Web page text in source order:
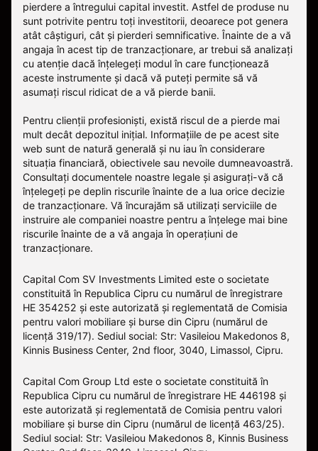
pierdere a întregului capital investit. Astfel de produse nu
sunt potrivite pentru toți investitorii, deoarece pot genera
atât câștiguri, cât și pierderi semnificative. Înainte de a vă
angaja în acest tip de tranzacționare, ar trebui să analizați
cu atenție dacă înțelegeți modul în care funcționează
aceste instrumente și dacă vă puteți permite să vă
asumați riscul ridicat de a vă pierde banii.
Pentru clienții profesioniști, există riscul de a pierde mai
mult decât depozitul inițial. Informațiile de pe acest site
web sunt de natură generală și nu iau în considerare
situația financiară, obiectivele sau nevoile dumneavoastră.
Consultați documentele noastre legale și asigurați-vă că
înțelegeți pe deplin riscurile înainte de a lua orice decizie
de tranzacționare. Vă încurajăm să utilizați serviciile de
instruire ale companiei noastre pentru a înțelege mai bine
riscurile înainte de a vă angaja în operațiuni de
tranzacționare.
Capital Com SV Investments Limited este o societate
constituită în Republica Cipru cu numărul de înregistrare
HE 354252 și este autorizată și reglementată de Comisia
pentru valori mobiliare și burse din Cipru (numărul de
licență 319/17). Sediul social: Str: Vasileiou Makedonos 8,
Kinnis Business Center, 2nd floor, 3040, Limassol, Cipru.
Capital Com Group Ltd este o societate constituită în
Republica Cipru cu numărul de înregistrare ΗΕ 446198 și
este autorizată și reglementată de Comisia pentru valori
mobiliare și burse din Cipru (numărul de licență 463/25).
Sediul social: Str: Vasileiou Makedonos 8, Kinnis Business